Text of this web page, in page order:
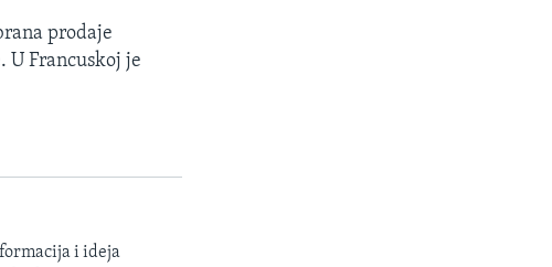
prodaje
U Francuskoj je
i ideja